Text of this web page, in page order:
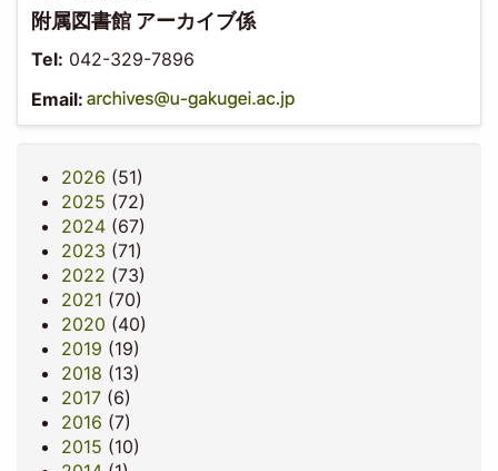
附属図書館 アーカイブ係
Tel: 042-329-7896
Email:
2026 (51)
2025 (72)
2024(67)
2023 (71)
2022 (73)
2021 (70)
2020 (40)
2019 (19)
2018 (13)
2017(6)
2016 (7)
2015 (10)